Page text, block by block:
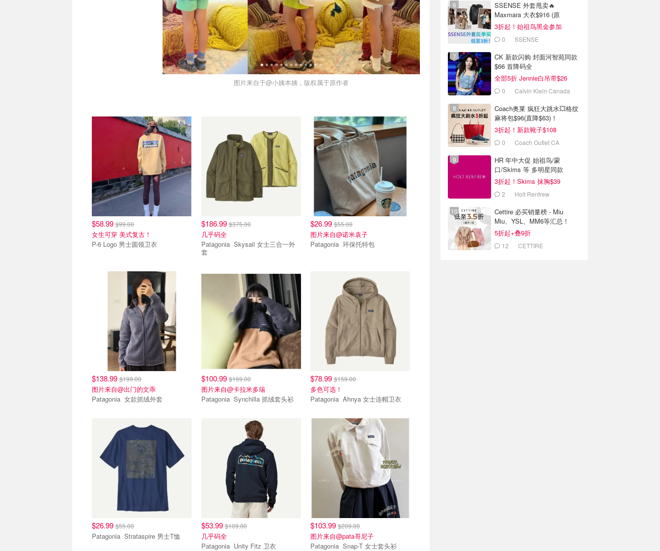
图片来自于@小姨本姨，版权属于原作者
$58.99 $99.00
女生可穿 美式复古！
P-6 Logo 男士圆领卫衣
$186.99$375.00
几乎码全
Patagonia Skysail 女士三合一外
套
$26.99 $55.00
图片来自@诺米袁子
Patagonia 环保托特包
$138.99 $199.00
图片来自@出门的文乖
Patagonia 女款抓绒外套
$100.99$169.00
图片来自@卡拉米多瑞
Patagonia Synchilla 抓绒套头衫
$78.99 $159.00
多色可选！
Patagonia Ahnya 女士连帽卫衣
$26.99 $55.00
Patagonia Strataspire 男士T恤
$53.99$109.00
几乎码全
Patagonia Unity Fitz 卫衣
$103.99 $209.00
图片来自@pata哥尼子
Patagonia Snap-T 女士套头衫
SSENSE 外套甩卖🔥
Maxmara 大衣$916 (原
$2130）
3折起！始祖鸟黑金参加
0 SSENSE
CK 新款闪购 封面河智苑同款
$66 首降码全
全部5折 Jennie白吊带$26
0 Calvin Klein Canada
Coach奥莱 疯狂大跳水💥格纹
麻将包$96(直降$63)！
3折起！新款靴子$108
0 Coach Outlet CA
HR 年中大促 始祖鸟/蒙
口/Skims 等 多明星同款
3折起！Skims 抹胸$39
2 Holt Renfrew
Cettire 必买销量榜 - Miu
Miu、YSL、MM6等汇总！
5折起+叠9折
12 CETTIRE